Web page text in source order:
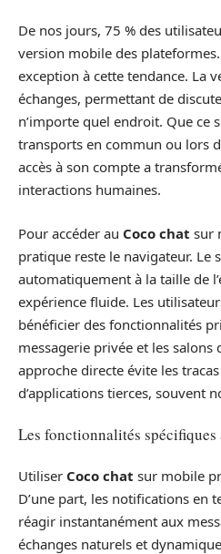
De nos jours, 75 % des
version mobile des plateformes.
exception à cette tendance. La
échanges, permettant de
n’importe quel endroit. Que ce
transports en commun ou lors
accès à son compte a
interactions humaines.
Pour accéder au Coco chat sur
pratique reste le navigateur. Le
automatiquement à la taille de
expérience fluide. Les
bénéficier des fonctionnalités
messagerie privée et les salons
approche directe évite les
d’applications tierces, souvent
Les fonctionnalités
Utiliser Coco chat sur mobile
D’une part, les notifications en
réagir instantanément aux
échanges naturels et